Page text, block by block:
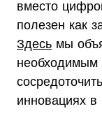
вместо
полезен как
Здесь мы
необходимым
инновациях в